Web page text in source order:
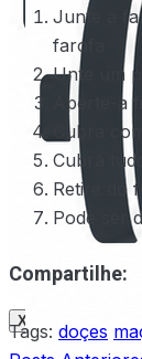
X
Junte a
farofa
Unte um
Aperte-a
Cubra
Cubra
Retire do
Pode ser
Compartilhe:
Tags: doçes